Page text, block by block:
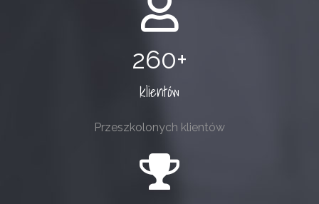
260
klientów
Przeszkolonych klientów